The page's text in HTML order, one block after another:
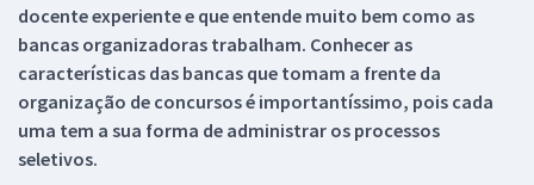
docente experiente e que entende muito bem como as
bancas organizadoras trabalham. Conhecer as
características das bancas que tomam a frente da
organização de concursos é importantíssimo, pois cada
uma tem a sua forma de administrar os processos
seletivos.